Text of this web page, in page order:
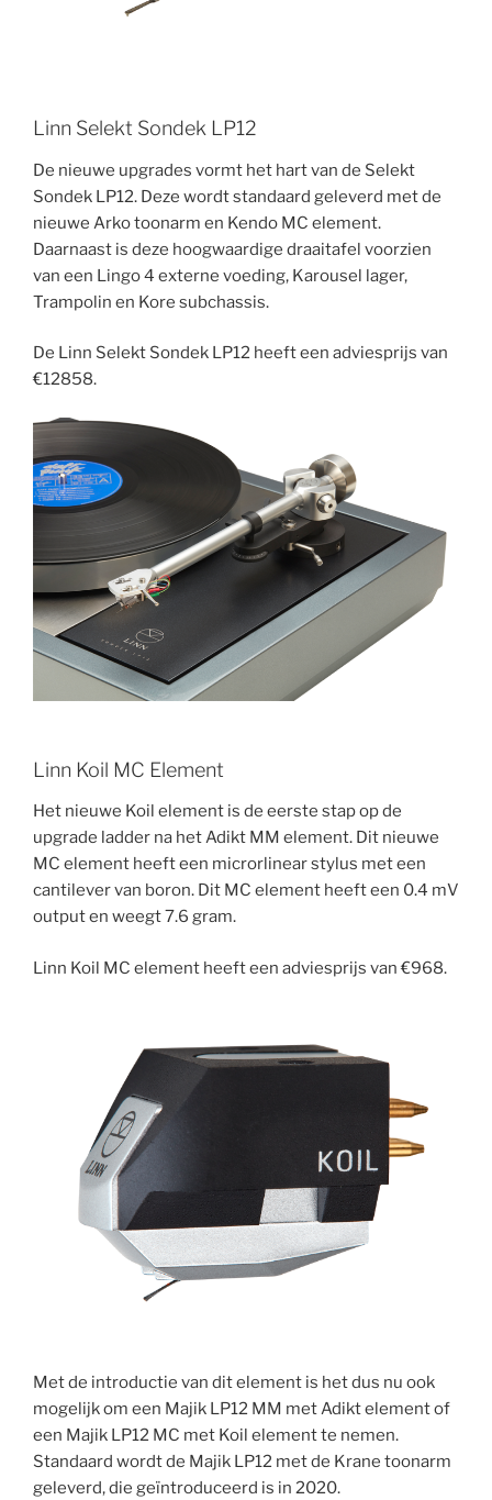
Linn Selekt Sondek LP12
De nieuwe upgrades vormt het hart van de Selekt
Sondek LP12. Deze wordt standaard geleverd met de
nieuwe Arko toonarm en Kendo MC element.
Daarnaast is deze hoogwaardige draaitafel voorzien
van een Lingo 4 externe voeding, Karousel lager,
Trampolin en Kore subchassis.
De Linn Selekt Sondek LP12 heeft een adviesprijs van
€12858.
Linn Koil MC Element
Het nieuwe Koil element is de eerste stap op de
upgrade ladder na het Adikt MM element. Dit nieuwe
MC element heeft een microrlinear stylus met een
cantilever van boron. Dit MC element heeft een 0.4 mV
output en weegt 7.6 gram.
Linn Koil MC element heeft een adviesprijs van €968.
Met de introductie van dit element is het dus nu ook
mogelijk om een Majik LP12 MM met Adikt element of
een Majik LP12 MC met Koil element te nemen.
Standaard wordt de Majik LP12 met de Krane toonarm
geleverd, die geïntroduceerd is in 2020.